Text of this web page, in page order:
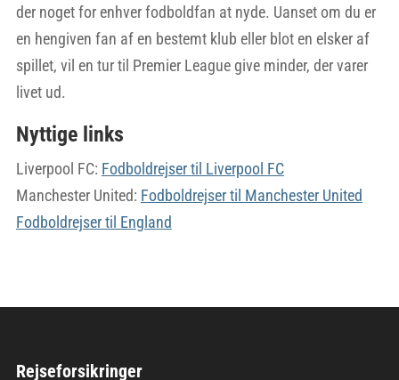
der noget for enhver fodboldfan at nyde. Uanset om du er
en hengiven fan af en bestemt klub eller blot en elsker af
spillet, vil en tur til Premier League give minder, der varer
livet ud.
Nyttige links
Liverpool FC: Fodboldrejser til Liverpool FC
Manchester United: Fodboldrejser til Manchester United
Fodboldrejser til England
Rejseforsikringer